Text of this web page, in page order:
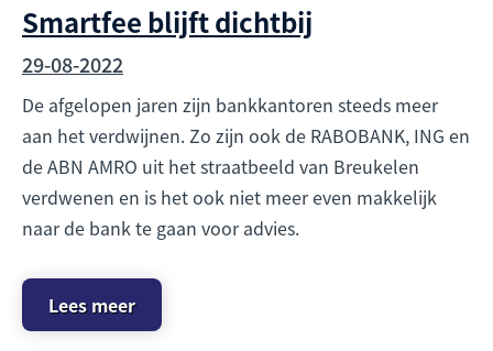
Smartfee blijft dichtbij
29-08-2022
De afgelopen jaren zijn bankkantoren steeds meer
aan het verdwijnen. Zo zijn ook de RABOBANK, ING en
de ABN AMRO uit het straatbeeld van Breukelen
verdwenen en is het ook niet meer even makkelijk
naar de bank te gaan voor advies.
Lees meer